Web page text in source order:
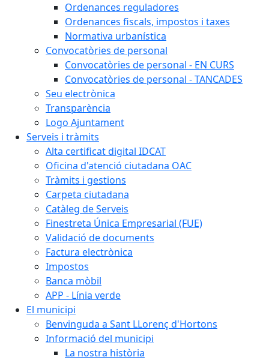
Ordenances reguladores
Ordenances fiscals, impostos i taxes
Normativa urbanística
Convocatòries de personal
Convocatòries de personal - EN CURS
Convocatòries de personal - TANCADES
Seu electrònica
Transparència
Logo Ajuntament
Serveis i tràmits
Alta certificat digital IDCAT
Oficina d'atenció ciutadana OAC
Tràmits i gestions
Carpeta ciutadana
Catàleg de Serveis
Finestreta Única Empresarial (FUE)
Validació de documents
Factura electrònica
Impostos
Banca mòbil
APP - Línia verde
El municipi
Benvinguda a Sant LLorenç d'Hortons
Informació del municipi
La nostra història